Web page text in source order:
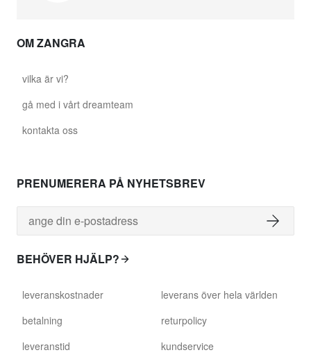
OM ZANGRA
vilka är vi?
gå med i vårt dreamteam
kontakta oss
PRENUMERERA PÅ NYHETSBREV
BEHÖVER HJÄLP?
leveranskostnader
betalning
leveranstid
leverans över hela världen
returpolicy
kundservice